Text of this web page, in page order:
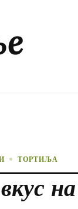
ТОРТИЉА